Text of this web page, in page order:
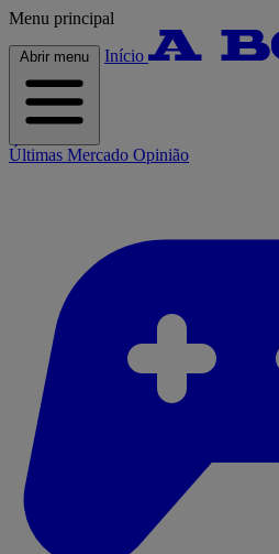
Menu principal
Abrir menu Início
Últimas Mercado Opinião